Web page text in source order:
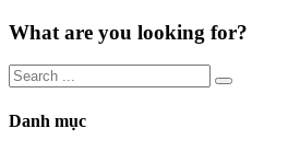
What are you looking for?
Danh mục